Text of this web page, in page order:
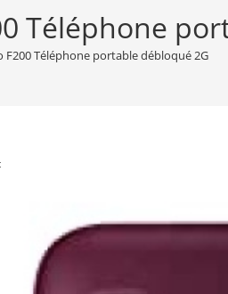
Téléphone
F200 Téléphone portable débloqué 2G